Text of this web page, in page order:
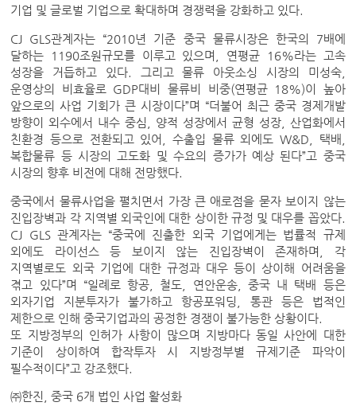
기업 및 글로벌 기업으로 확대하며 경쟁력을 강화하고 있다.
CJ GLS관계자는 “2010년 기준 중국 물류시장은 한국의 7배에
달하는 1190조원규모를 이루고 있으며, 연평균 16%라는 고속
성장을 거듭하고 있다. 그리고 물류 아웃소싱 시장의 미성숙,
운영상의 비효율로 GDP대비 물류비 비중(연평균 18%)이 높아
앞으로의 사업 기회가 큰 시장이다”며 “더불어 최근 중국 경제개발
방향이 외수에서 내수 중심, 양적 성장에서 균형 성장, 산업화에서
친환경 등으로 전환되고 있어, 수출입 물류 외에도 W&D, 택배,
복합물류 등 시장의 고도화 및 수요의 증가가 예상 된다”고 중국
시장의 향후 비전에 대해 전망했다.
중국에서 물류사업을 펼치면서 가장 큰 애로점을 묻자 보이지 않는
진입장벽과 각 지역별 외국인에 대한 상이한 규정 및 대우를 꼽았다.
CJ GLS 관계자는 “중국에 진출한 외국 기업에게는 법률적 규제
외에도 라이선스 등 보이지 않는 진입장벽이 존재하며, 각
지역별로도 외국 기업에 대한 규정과 대우 등이 상이해 어려움을
겪고 있다”며 “일례로 항공, 철도, 연안운송, 중국 내 택배 등은
외자기업 지분투자가 불가하고 항공포워딩, 통관 등은 법적인
제한으로 인해 중국기업과의 공정한 경쟁이 불가능한 상황이다.
또 지방정부의 인허가 사항이 많으며 지방마다 동일 사안에 대한
기준이 상이하여 합작투자 시 지방정부별 규제기준 파악이
필수적이다”고 강조했다.
㈜한진, 중국 6개 법인 사업 활성화